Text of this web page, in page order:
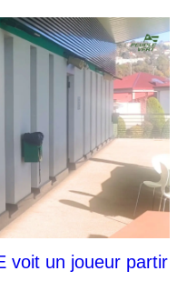
voit un joueur partir